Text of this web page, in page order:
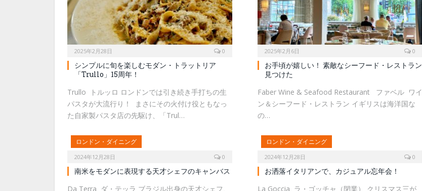
2025年2月28日 0
シンプルに旬を楽しむモダン・トラットリア
「Trullo」15周年！
Trullo トルッロ ロンドンでは引き続き手打ちの生
パスタが大流行り！ まさにその火付け役ともなっ
た自家製パスタ店の先駆け、「Trul…
2025年2月6日 0
お手頃が嬉しい！ 素敵なシーフード・レストラン
見つけた
Faber Wine & Seafood Restaurant ファベル ワイ
ン＆シーフード・レストラン イギリスは海洋国な
の…
ロンドン・ダイニング
2024年12月28日 0
南米をモダンに表現する天才シェフのキャンバス
Da Terra ダ・テッラ ブラジル出身の天才シェフ、
ロンドン・ダイニング
2024年12月28日 0
お洒落イタリアンで、カジュアル忘年会！
La Goccia ラ・ゴッチャ（閉業） クリスマス三が